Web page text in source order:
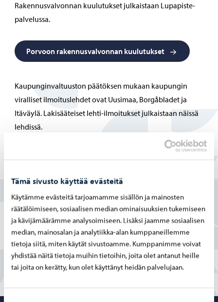
Tämä sivusto käyttää evästeitä
Käytämme evästeitä tarjoamamme sisällön ja mainosten
räätälöimiseen, sosiaalisen median ominaisuuksien tukemiseen
ja kävijämäärämme analysoimiseen. Lisäksi jaamme sosiaalisen
median, mainosalan ja analytiikka-alan kumppaneillemme
tietoja siitä, miten käytät sivustoamme. Kumppanimme voivat
yhdistää näitä tietoja muihin tietoihin, joita olet antanut heille
tai joita on kerätty, kun olet käyttänyt heidän palvelujaan.
Rakennusvalvonnan kuulutukset julkaistaan Lupapiste-
palvelussa.
Porvoon rakennusvalvonnan kuulutukset
Kaupunginvaltuuston päätöksen mukaan kaupungin
viralliset ilmoituslehdet ovat Uusimaa, Borgåbladet ja
Itäväylä. Lakisääteiset lehti-ilmoitukset julkaistaan näissä
lehdissä.
Kyllä
Osittain
En